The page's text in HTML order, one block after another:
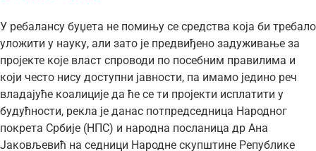
У ребалансу буџета не помињу се средства која би требало
уложити у науку, али зато је предвиђено задуживање за
пројекте које власт спроводи по посебним правилима и
који често нису доступни јавности, па имамо једино реч
владајуће коалиције да ће се ти пројекти исплатити у
будућности, рекла је данас потпредседница Народног
покрета Србије (НПС) и народна посланица др Ана
Јаковљевић на седници Народне скупштине Републике